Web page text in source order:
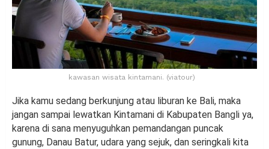
kawasan wisata kintamani. (viatour)
Jika kamu sedang berkunjung atau liburan ke Bali, maka
jangan sampai lewatkan Kintamani di Kabupaten Bangli ya,
karena di sana menyuguhkan pemandangan puncak
gunung, Danau Batur, udara yang sejuk, dan seringkali kita